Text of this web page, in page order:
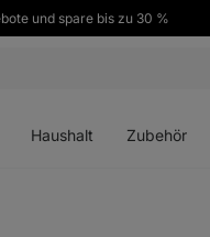
und spare bis zu 30 %
Haushalt Zubehör